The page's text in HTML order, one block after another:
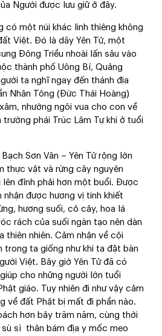
Người được lưu giữ ở đây.
một núi khác linh thiêng không
Việt. Đó là dãy Yên Tử, một
Đông Triều nhoài lấn sâu vào
thành phố Uông Bí, Quảng
ta nghĩ ngay đến thánh địa
Nhân Tông (Đức Thái Hoàng)
nhường ngôi vua cho con về
trường phái Trúc Lâm Tự khi ở tuổi
Sơn Vân – Yên Tử rộng lớn
thực vật và rừng cây nguyên
lên đỉnh phải hơn một buổi. Được
được hương vị tinh khiết
hương suối, cỏ cây, hoa lá
rách của suối ngàn tạo nên dàn
thiên nhiên. Cảm nhận về cội
trong ta giống như khi ta đặt bàn
Việt. Bây giờ Yên Tử đã có
cho những người lớn tuổi
giáo. Tuy nhiên đi như vậy cảm
về đất Phật bị mất đi phần nào.
hơn bảy trăm năm, cùng thời
sì thân bám địa y mốc meo